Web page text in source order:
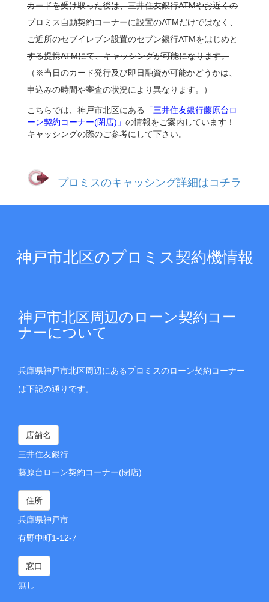
カードを受け取った後は、三井住友銀行ATMやお近くの
プロミス自動契約コーナーに設置のATMだけではなく、
ご近所のセブイレブン設置のセブン銀行ATMをはじめと
する提携ATMにて、キャッシングが可能になります。
（※当日のカード発行及び即日融資が可能かどうかは、
申込みの時間や審査の状況により異なります。）
こちらでは、神戸市北区にある
「三井住友銀行藤原台ロ
ーン契約コーナー(閉店)」 の情報をご案内しています！
キャッシングの際のご参考にして下さい。
プロミスのキャッシング詳細はコチラ
神戸市北区のプロミス契約機情報
神戸市北区周辺のローン契約コー
ナーについて
兵庫県神戸市北区周辺にあるプロミスのローン契約コーナー
は下記の通りです。
店舗名
三井住友銀行
藤原台ローン契約コーナー(閉店)
住所
兵庫県神戸市
有野中町1-12-7
窓口
無し